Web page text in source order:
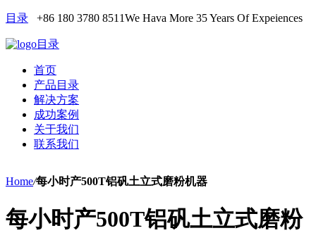
目录 +86 180 3780 8511We Hava More 35 Years Of Expeiences
目录
首页
产品目录
解决方案
成功案例
关于我们
联系我们
Home/每小时产500T铝矾土立式磨粉机器
每小时产500T铝矾土立式磨粉